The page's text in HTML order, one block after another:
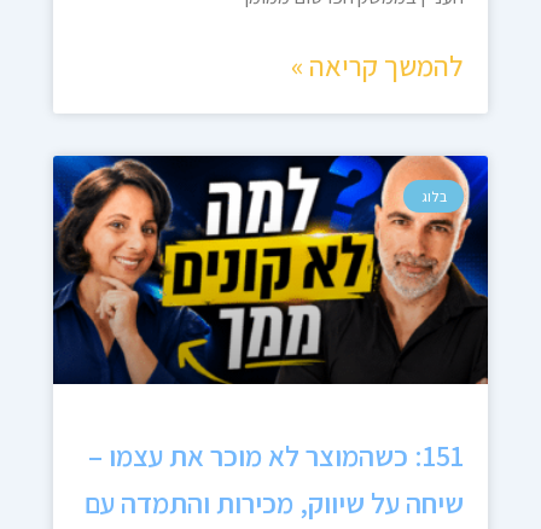
להמשך קריאה »
בלוג
151: כשהמוצר לא מוכר את עצמו –
שיחה על שיווק, מכירות והתמדה עם